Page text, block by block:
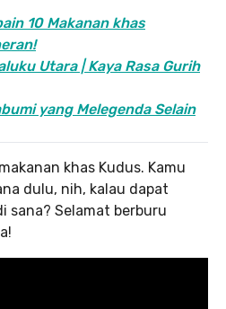
10 Makanan khas
Utara | Kaya Rasa Gurih
yang Melegenda Selain
khas Kudus. Kamu
dulu, nih, kalau dapat
sana? Selamat berburu